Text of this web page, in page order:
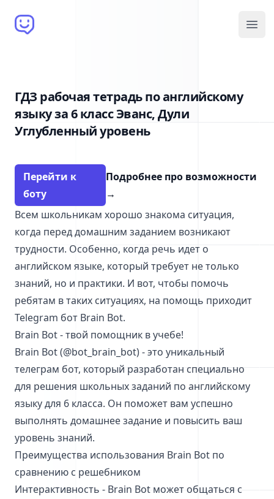
Brain Bot
ГДЗ рабочая тетрадь по английскому
языку за 6 класс Эванс, Дули
Углубленный уровень
Перейти к
боту
Подробнее про возможности
→
Всем школьникам хорошо знакома ситуация,
когда перед домашним заданием возникают
трудности. Особенно, когда речь идет о
английском языке, который требует не только
знаний, но и практики. И вот, чтобы помочь
ребятам в таких ситуациях, на помощь приходит
Telegram бот Brain Bot.
Brain Bot - твой помощник в учебе!
Brain Bot (@bot_brain_bot) - это уникальный
телеграм бот, который разработан специально
для решения школьных заданий по английскому
языку для 6 класса. Он поможет вам успешно
выполнять домашнее задание и повысить ваш
уровень знаний.
Преимущества использования Brain Bot по
сравнению с решебником
Интерактивность - Brain Bot может общаться с